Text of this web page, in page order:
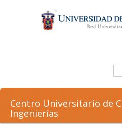
contenido
principal
Centro Universitario de
Ingenierías